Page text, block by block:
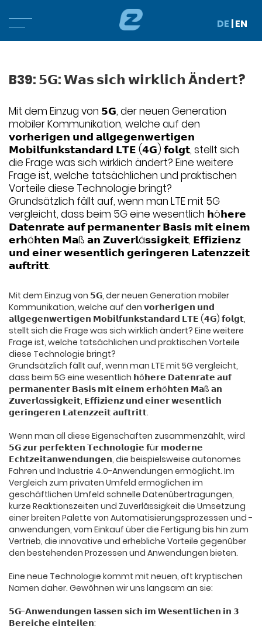
DE |EN
B39: 𝟱𝗚: 𝗪𝗮𝘀 𝘀𝗶𝗰𝗵 𝘄𝗶𝗿𝗸𝗹𝗶𝗰𝗵 Ä𝗻𝗱𝗲𝗿𝘁?
Mit dem Einzug von 𝟱𝗚, der neuen Generation
mobiler Kommunikation, welche auf den
𝘃𝗼𝗿𝗵𝗲𝗿𝗶𝗴𝗲𝗻 𝘂𝗻𝗱 𝗮𝗹𝗹𝗴𝗲𝗴𝗲𝗻𝘄𝗲𝗿𝘁𝗶𝗴𝗲𝗻
𝗠𝗼𝗯𝗶𝗹𝗳𝘂𝗻𝗸𝘀𝘁𝗮𝗻𝗱𝗮𝗿𝗱 𝗟𝗧𝗘 (𝟰𝗚) 𝗳𝗼𝗹𝗴𝘁, stellt sich
die Frage was sich wirklich ändert? Eine weitere
Frage ist, welche tatsächlichen und praktischen
Vorteile diese Technologie bringt?
Grundsätzlich fällt auf, wenn man LTE mit 5G
vergleicht, dass beim 5G eine wesentlich 𝗵ö𝗵𝗲𝗿𝗲
𝗗𝗮𝘁𝗲𝗻𝗿𝗮𝘁𝗲 𝗮𝘂𝗳 𝗽𝗲𝗿𝗺𝗮𝗻𝗲𝗻𝘁𝗲𝗿 𝗕𝗮𝘀𝗶𝘀 𝗺𝗶𝘁 𝗲𝗶𝗻𝗲𝗺
𝗲𝗿𝗵ö𝗵𝘁𝗲𝗻 𝗠𝗮ß 𝗮𝗻 𝗭𝘂𝘃𝗲𝗿𝗹ä𝘀𝘀𝗶𝗴𝗸𝗲𝗶𝘁, 𝗘𝗳𝗳𝗶𝘇𝗶𝗲𝗻𝘇
𝘂𝗻𝗱 𝗲𝗶𝗻𝗲𝗿 𝘄𝗲𝘀𝗲𝗻𝘁𝗹𝗶𝗰𝗵 𝗴𝗲𝗿𝗶𝗻𝗴𝗲𝗿𝗲𝗻 𝗟𝗮𝘁𝗲𝗻𝘇𝘇𝗲𝗶𝘁
𝗮𝘂𝗳𝘁𝗿𝗶𝘁𝘁.
Mit dem Einzug von 𝟱𝗚, der neuen Generation mobiler
Kommunikation, welche auf den 𝘃𝗼𝗿𝗵𝗲𝗿𝗶𝗴𝗲𝗻 𝘂𝗻𝗱
𝗮𝗹𝗹𝗴𝗲𝗴𝗲𝗻𝘄𝗲𝗿𝘁𝗶𝗴𝗲𝗻 𝗠𝗼𝗯𝗶𝗹𝗳𝘂𝗻𝗸𝘀𝘁𝗮𝗻𝗱𝗮𝗿𝗱 𝗟𝗧𝗘 (𝟰𝗚) 𝗳𝗼𝗹𝗴𝘁,
stellt sich die Frage was sich wirklich ändert? Eine weitere
Frage ist, welche tatsächlichen und praktischen Vorteile
diese Technologie bringt?
Grundsätzlich fällt auf, wenn man LTE mit 5G vergleicht,
dass beim 5G eine wesentlich 𝗵ö𝗵𝗲𝗿𝗲 𝗗𝗮𝘁𝗲𝗻𝗿𝗮𝘁𝗲 𝗮𝘂𝗳
𝗽𝗲𝗿𝗺𝗮𝗻𝗲𝗻𝘁𝗲𝗿 𝗕𝗮𝘀𝗶𝘀 𝗺𝗶𝘁 𝗲𝗶𝗻𝗲𝗺 𝗲𝗿𝗵ö𝗵𝘁𝗲𝗻 𝗠𝗮ß 𝗮𝗻
𝗭𝘂𝘃𝗲𝗿𝗹ä𝘀𝘀𝗶𝗴𝗸𝗲𝗶𝘁, 𝗘𝗳𝗳𝗶𝘇𝗶𝗲𝗻𝘇 𝘂𝗻𝗱 𝗲𝗶𝗻𝗲𝗿 𝘄𝗲𝘀𝗲𝗻𝘁𝗹𝗶𝗰𝗵
𝗴𝗲𝗿𝗶𝗻𝗴𝗲𝗿𝗲𝗻 𝗟𝗮𝘁𝗲𝗻𝘇𝘇𝗲𝗶𝘁 𝗮𝘂𝗳𝘁𝗿𝗶𝘁𝘁.
Wenn man all diese Eigenschaften zusammenzählt, wird
𝟱𝗚 𝘇𝘂𝗿 𝗽𝗲𝗿𝗳𝗲𝗸𝘁𝗲𝗻 𝗧𝗲𝗰𝗵𝗻𝗼𝗹𝗼𝗴𝗶𝗲 𝗳ü𝗿 𝗺𝗼𝗱𝗲𝗿𝗻𝗲
𝗘𝗰𝗵𝘁𝘇𝗲𝗶𝘁𝗮𝗻𝘄𝗲𝗻𝗱𝘂𝗻𝗴𝗲𝗻, die beispielsweise autonomes
Fahren und Industrie 4.0-Anwendungen ermöglicht. Im
Vergleich zum privaten Umfeld ermöglichen im
geschäftlichen Umfeld schnelle Datenübertragungen,
kurze Reaktionszeiten und Zuverlässigkeit die Umsetzung
einer breiten Palette von Automatisierungsprozessen und -
anwendungen, vom Einkauf über die Fertigung bis hin zum
Vertrieb, die innovative und erhebliche Vorteile gegenüber
den bestehenden Prozessen und Anwendungen bieten.
Eine neue Technologie kommt mit neuen, oft kryptischen
Namen daher. Gewöhnen wir uns langsam an sie:
𝟱𝗚-𝗔𝗻𝘄𝗲𝗻𝗱𝘂𝗻𝗴𝗲𝗻 𝗹𝗮𝘀𝘀𝗲𝗻 𝘀𝗶𝗰𝗵 𝗶𝗺 𝗪𝗲𝘀𝗲𝗻𝘁𝗹𝗶𝗰𝗵𝗲𝗻 𝗶𝗻 𝟯
𝗕𝗲𝗿𝗲𝗶𝗰𝗵𝗲 𝗲𝗶𝗻𝘁𝗲𝗶𝗹𝗲𝗻: